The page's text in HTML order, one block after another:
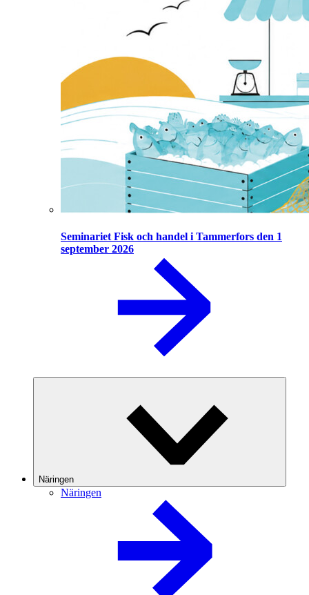
Seminariet Fisk och handel i Tammerfors den 1
september 2026
Näringen
Näringen